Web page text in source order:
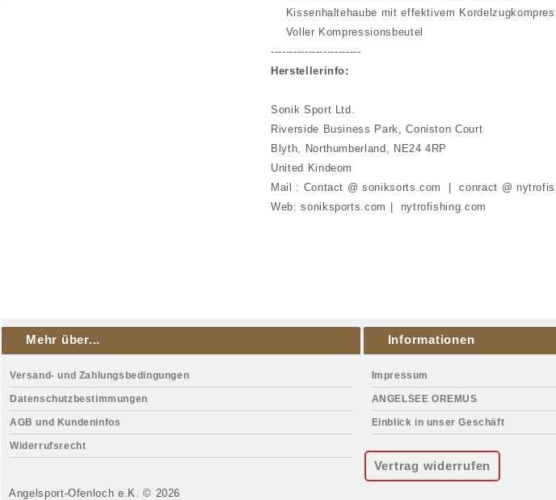
Kissenhaltehaube mit effektivem
Voller Kompressionsbeutel
------------------------
Herstellerinfo:
Sonik Sport Ltd.
Riverside Business Park, Coniston Court
Blyth, Northumberland, NE24 4RP
United Kindeom
Mail : Contact @ soniksorts.com | conract @
Web: soniksports.com | nytrofishing.com
Mehr über...
Versand- und Zahlungsbedingungen
Datenschutzbestimmungen
AGB und Kundeninfos
Widerrufsrecht
Informationen
Impressum
ANGELSEE OREMUS
Einblick in unser Geschäft
Vertrag widerrufen
Angelsport-Ofenloch e.K. © 2026